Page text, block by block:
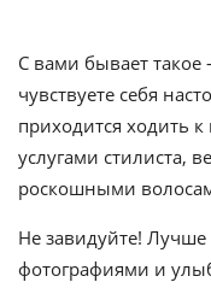
С вами бывает
чувствуете себя
приходится ходить
услугами стилиста,
роскошными
Не завидуйте!
фотографиями и